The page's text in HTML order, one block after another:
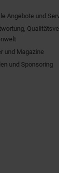
Angebote und
und Magazine
und Sponsoring